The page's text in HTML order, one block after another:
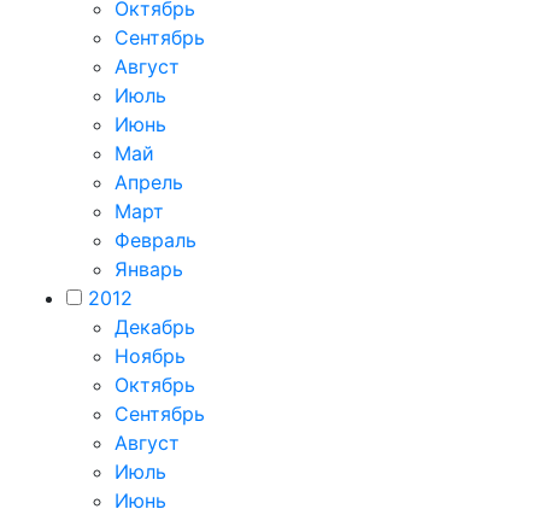
Октябрь
Сентябрь
Август
Июль
Июнь
Май
Апрель
Март
Февраль
Январь
2012
Декабрь
Ноябрь
Октябрь
Сентябрь
Август
Июль
Июнь